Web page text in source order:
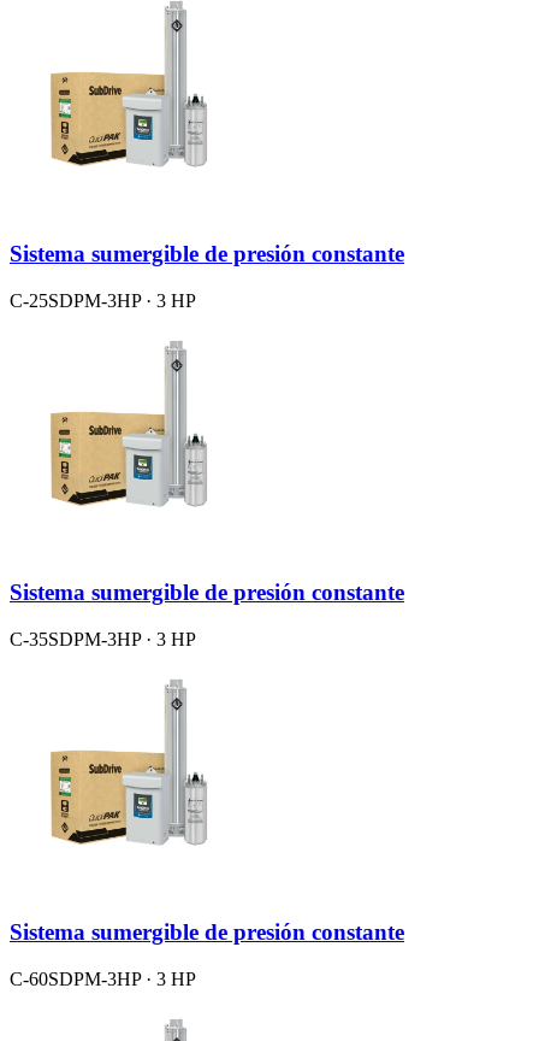
Sistema sumergible de presión constante
C-25SDPM-3HP · 3 HP
Sistema sumergible de presión constante
C-35SDPM-3HP · 3 HP
Sistema sumergible de presión constante
C-60SDPM-3HP · 3 HP